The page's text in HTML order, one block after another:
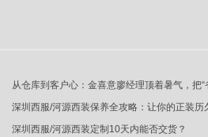
从仓库到客户心：金喜意廖经理顶着暑气，把“
深圳西服/河源西装保养全攻略：让你的正装历
深圳西服/河源西装定制10天内能否交货？